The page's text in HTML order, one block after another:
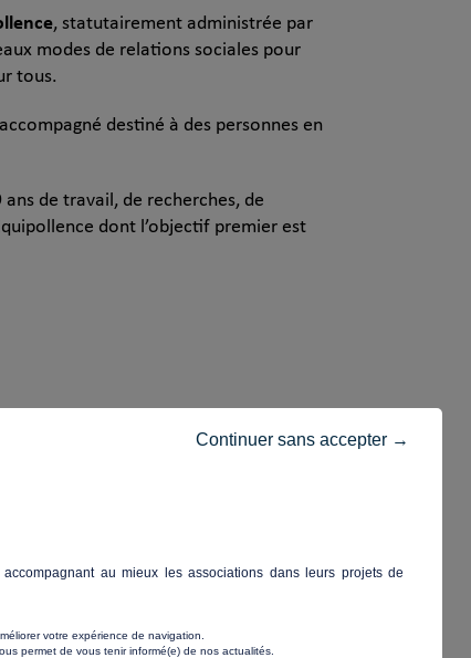
, statutairement administrée par
modes de relations sociales pour
tous.
destiné à des personnes en
de travail, de recherches, de
dont l’objectif premier est
à tous.
au mieux les associations dans leurs projets de
votre expérience de navigation.
permet de vous tenir informé(e) de nos actualités.
Continuer sans accepter →